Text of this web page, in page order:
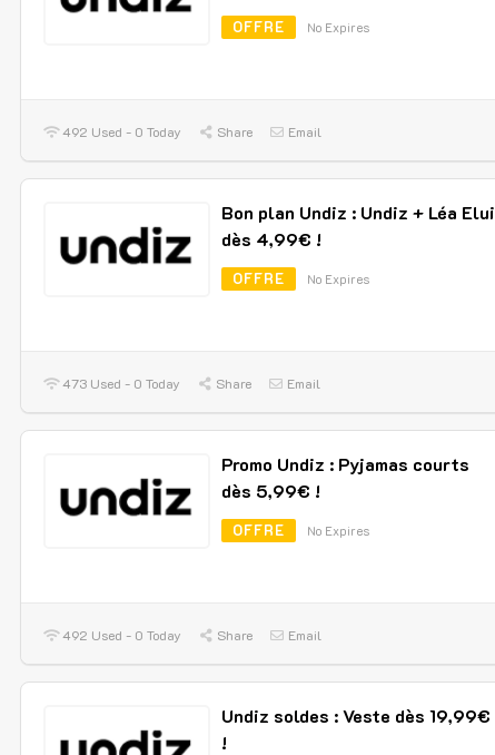
OFFRE No Expires
492 Used - 0 Today Share Email
Bon plan Undiz : Undiz + Léa Elui
dès 4,99€ !
OFFRE No Expires
473 Used - 0 Today Share Email
Promo Undiz : Pyjamas courts
dès 5,99€ !
OFFRE No Expires
492 Used - 0 Today Share Email
Undiz soldes : Veste dès 19,99€
!